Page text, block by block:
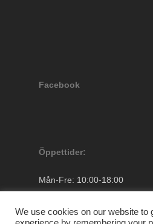
Facebook
Öppettider:
Mån-Fre: 10:00-18:00
Söndag: Stängt
We use cookies on our website to